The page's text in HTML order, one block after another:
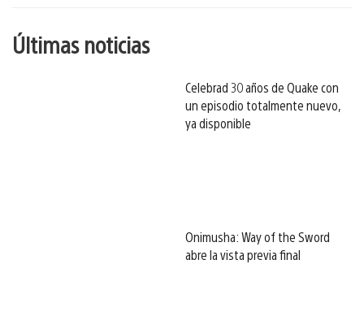
Últimas noticias
Celebrad 30 años de Quake con
un episodio totalmente nuevo,
ya disponible
Onimusha: Way of the Sword
abre la vista previa final